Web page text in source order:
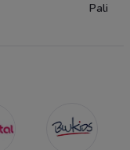
Pali